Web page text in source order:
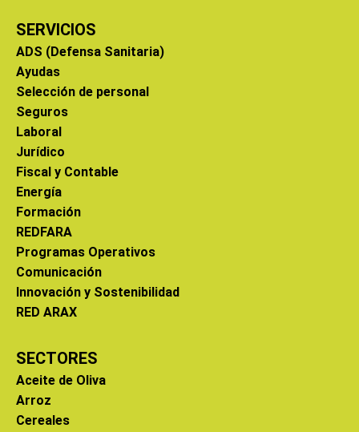
SERVICIOS
ADS (Defensa Sanitaria)
Ayudas
Selección de personal
Seguros
Laboral
Jurídico
Fiscal y Contable
Energía
Formación
REDFARA
Programas Operativos
Comunicación
Innovación y Sostenibilidad
RED ARAX
SECTORES
Aceite de Oliva
Arroz
Cereales